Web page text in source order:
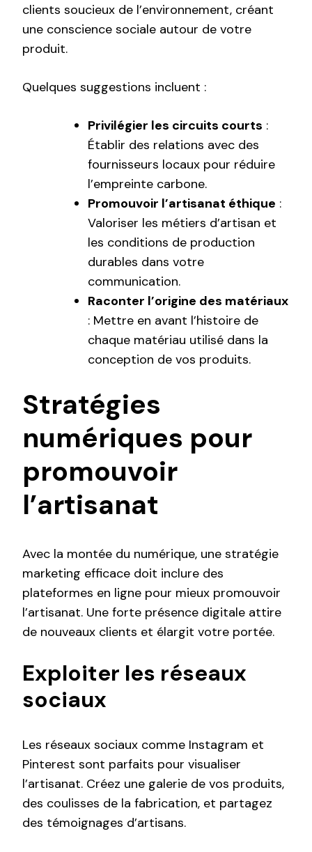
clients soucieux de l’environnement, créant
une conscience sociale autour de votre
produit.
Quelques suggestions incluent :
Privilégier les circuits courts :
Établir des relations avec des
fournisseurs locaux pour réduire
l’empreinte carbone.
Promouvoir l’artisanat éthique :
Valoriser les métiers d’artisan et
les conditions de production
durables dans votre
communication.
Raconter l’origine des matériaux
: Mettre en avant l’histoire de
chaque matériau utilisé dans la
conception de vos produits.
Stratégies
numériques pour
promouvoir
l’artisanat
Avec la montée du numérique, une stratégie
marketing efficace doit inclure des
plateformes en ligne pour mieux promouvoir
l’artisanat. Une forte présence digitale attire
de nouveaux clients et élargit votre portée.
Exploiter les réseaux
sociaux
Les réseaux sociaux comme Instagram et
Pinterest sont parfaits pour visualiser
l’artisanat. Créez une galerie de vos produits,
des coulisses de la fabrication, et partagez
des témoignages d’artisans.